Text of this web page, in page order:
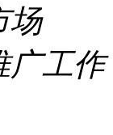
场
广工作